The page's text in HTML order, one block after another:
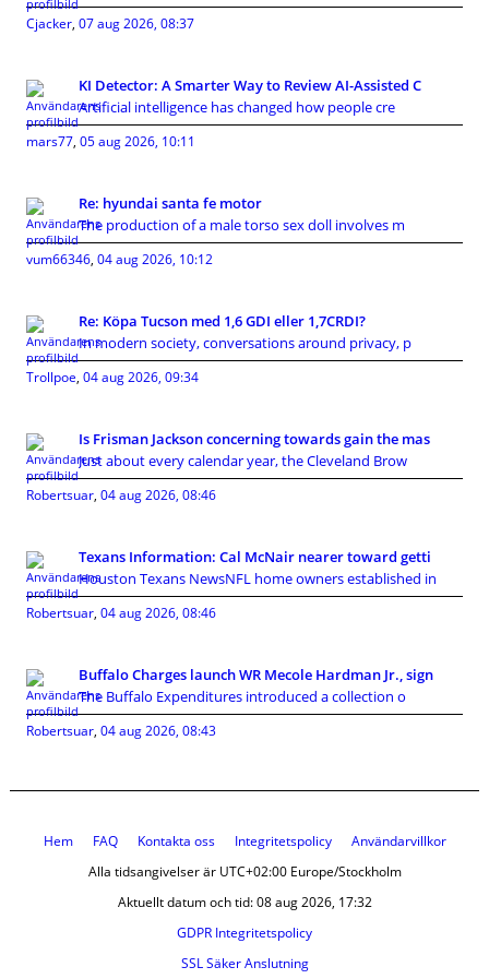
Cjacker, 07 aug 2026, 08:37
KI Detector: A Smarter Way to Review AI-Assisted C
Artificial intelligence has changed how people cre
mars77, 05 aug 2026, 10:11
Re: hyundai santa fe motor
The production of a male torso sex doll involves m
vum66346, 04 aug 2026, 10:12
Re: Köpa Tucson med 1,6 GDI eller 1,7CRDI?
In modern society, conversations around privacy, p
Trollpoe, 04 aug 2026, 09:34
Is Frisman Jackson concerning towards gain the mas
Just about every calendar year, the Cleveland Brow
Robertsuar, 04 aug 2026, 08:46
Texans Information: Cal McNair nearer toward getti
Houston Texans NewsNFL home owners established in
Robertsuar, 04 aug 2026, 08:46
Buffalo Charges launch WR Mecole Hardman Jr., sign
The Buffalo Expenditures introduced a collection o
Robertsuar, 04 aug 2026, 08:43
Hem FAQ Kontakta oss Integritetspolicy
Användarvillkor
Alla tidsangivelser är UTC+02:00 Europe/Stockholm
Aktuellt datum och tid: 08 aug 2026, 17:32
GDPR Integritetspolicy
SSL Säker Anslutning